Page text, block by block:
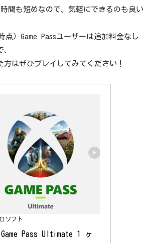
間も短めなので、気軽にできるのも良い
点）Game Passユーザーは追加料金なし
方はぜひプレイしてみてください！
ソフト
Pass Ultimate 1 ヶ